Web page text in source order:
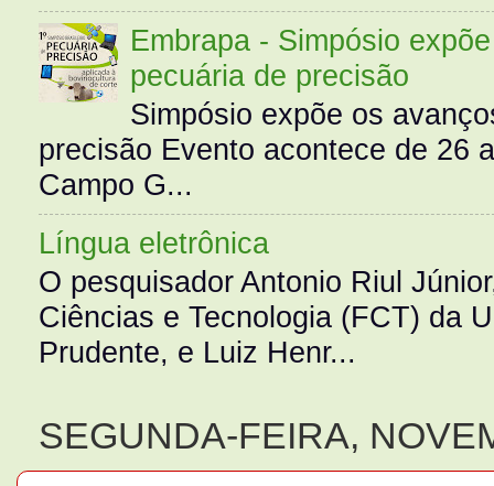
Embrapa - Simpósio
pecuária de precisão
Simpósio expõe os
precisão Evento acontece de 26
Campo G...
Língua eletrônica
O pesquisador Antonio Riul
Ciências e Tecnologia (FCT) da
Prudente, e Luiz Henr...
SEGUNDA-FEIRA,